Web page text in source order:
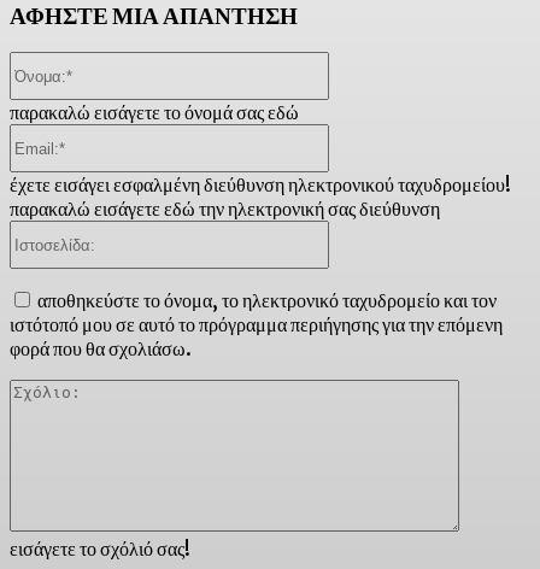
ΑΦΗΣΤΕ ΜΙΑ ΑΠΑΝΤΗΣΗ
εισάγετε το σχόλιό σας!
παρακαλώ εισάγετε το όνομά σας εδώ
έχετε εισάγει εσφαλμένη διεύθυνση ηλεκτρονικού ταχυδρομείου!
παρακαλώ εισάγετε εδώ την ηλεκτρονική σας διεύθυνση
αποθηκεύστε το όνομα, το ηλεκτρονικό ταχυδρομείο και τον
ιστότοπό μου σε αυτό το πρόγραμμα περιήγησης για την επόμενη
φορά που θα σχολιάσω.